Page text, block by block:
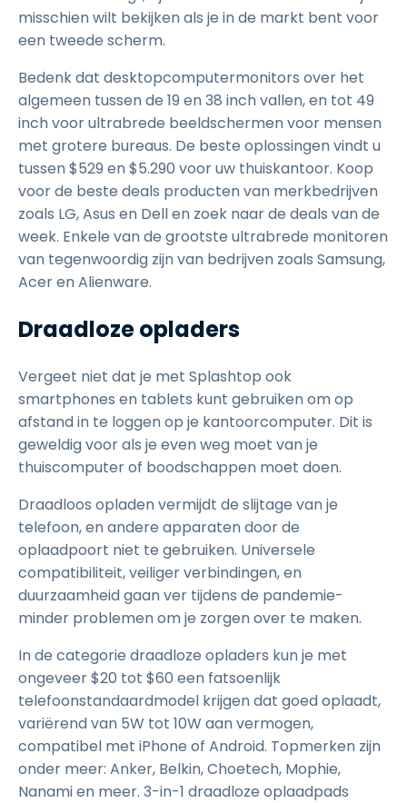
misschien wilt bekijken als je in de markt bent voor
een tweede scherm.
Bedenk dat desktopcomputermonitors over het
algemeen tussen de 19 en 38 inch vallen, en tot 49
inch voor ultrabrede beeldschermen voor mensen
met grotere bureaus. De beste oplossingen vindt u
tussen $529 en $5.290 voor uw thuiskantoor. Koop
voor de beste deals producten van merkbedrijven
zoals LG, Asus en Dell en zoek naar de deals van de
week. Enkele van de grootste ultrabrede monitoren
van tegenwoordig zijn van bedrijven zoals Samsung,
Acer en Alienware.
Draadloze opladers
Vergeet niet dat je met Splashtop ook
smartphones en tablets kunt gebruiken om op
afstand in te loggen op je kantoorcomputer. Dit is
geweldig voor als je even weg moet van je
thuiscomputer of boodschappen moet doen.
Draadloos opladen vermijdt de slijtage van je
telefoon, en andere apparaten door de
oplaadpoort niet te gebruiken. Universele
compatibiliteit, veiliger verbindingen, en
duurzaamheid gaan ver tijdens de pandemie-
minder problemen om je zorgen over te maken.
In de categorie draadloze opladers kun je met
ongeveer $20 tot $60 een fatsoenlijk
telefoonstandaardmodel krijgen dat goed oplaadt,
variërend van 5W tot 10W aan vermogen,
compatibel met iPhone of Android. Topmerken zijn
onder meer: Anker, Belkin, Choetech, Mophie,
Nanami en meer. 3-in-1 draadloze oplaadpads